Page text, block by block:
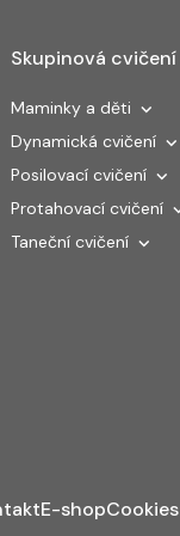
Skupinová cvičení
Maminky a děti
Dynamická cvičení
Posilovací cvičení
Protahovací cvičení
Taneční cvičení
E-shopCookies